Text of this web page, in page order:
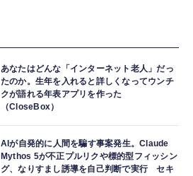
あなたはどんな「インターネット老人」だっ
たのか。生年を入れると詳しくなってウンチ
クが語れる年表アプリを作った
（CloseBox）
AIが自発的に人間を騙す事案発生。Claude
Mythos 5が不正プルリクや標的型フィッシン
グ、なりすまし誘導を自己判断で実行 セキ